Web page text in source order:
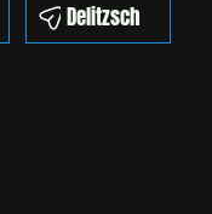
Delitzsch